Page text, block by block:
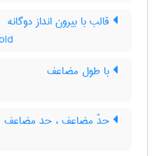
قالب با بیرون انداز دوگانه
با طول مضاعف
حدّ مضاعف ، حد مضاعف